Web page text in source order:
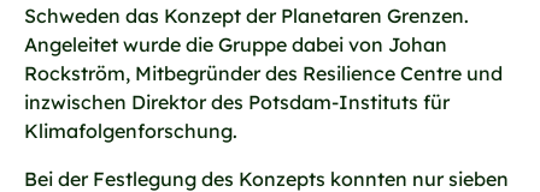
Schweden das Konzept der Planetaren Grenzen.
Angeleitet wurde die Gruppe dabei von Johan
Rockström, Mitbegründer des Resilience Centre und
inzwischen Direktor des Potsdam-Instituts für
Klimafolgenforschung.
Bei der Festlegung des Konzepts konnten nur sieben